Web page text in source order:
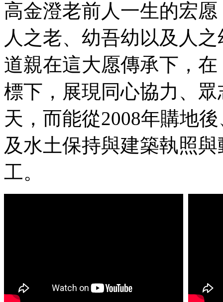
高金澄老前人一生的宏
人之老、幼吾幼以及人
道親在這大愿傳承下，
標下，展現同心協力、
天，而能從2008年購地
及水土保持與建築執照
工。